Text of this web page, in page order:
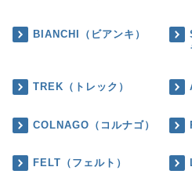
BIANCHI（ビアンキ）
TREK（トレック）
COLNAGO（コルナゴ）
FELT（フェルト）